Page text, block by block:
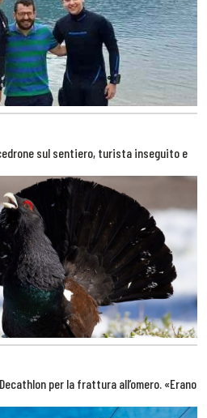
sul sentiero, turista inseguito e
per la frattura all’omero. «Erano